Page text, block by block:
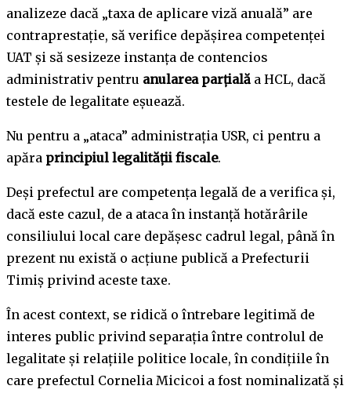
analizeze dacă „taxa de aplicare viză anuală” are
contraprestație, să verifice depășirea competenței
UAT și să sesizeze instanța de contencios
administrativ pentru anularea parțială a HCL, dacă
testele de legalitate eșuează.
Nu pentru a „ataca” administrația USR, ci pentru a
apăra principiul legalității fiscale.
Deși prefectul are competența legală de a verifica și,
dacă este cazul, de a ataca în instanță hotărârile
consiliului local care depășesc cadrul legal, până în
prezent nu există o acțiune publică a Prefecturii
Timiș privind aceste taxe.
În acest context, se ridică o întrebare legitimă de
interes public privind separația între controlul de
legalitate și relațiile politice locale, în condițiile în
care prefectul Cornelia Micicoi a fost nominalizată și